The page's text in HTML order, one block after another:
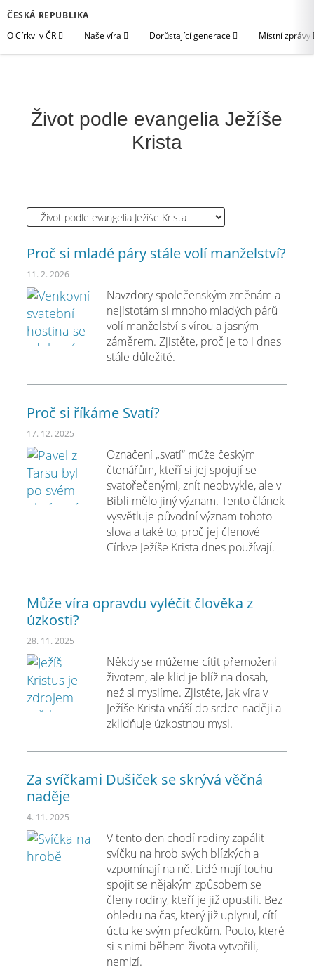
ČESKÁ REPUBLIKA
O Církvi v ČR
Naše víra Dorůstající generace Místní zprávy
Život podle evangelia Ježíše
Krista
Proč si mladé páry stále volí manželství?
11. 2. 2026
Navzdory společenským změnám a
nejistotám si mnoho mladých párů
volí manželství s vírou a jasným
záměrem. Zjistěte, proč je to i dnes
stále důležité.
Proč si říkáme Svatí?
17. 12. 2025
Označení „svatí“ může českým
čtenářům, kteří si jej spojují se
svatořečenými, znít neobvykle, ale v
Bibli mělo jiný význam. Tento článek
vysvětluje původní význam tohoto
slova a také to, proč jej členové
Církve Ježíše Krista dnes používají.
Může víra opravdu vyléčit člověka z
úzkosti?
28. 11. 2025
Někdy se můžeme cítit přemoženi
životem, ale klid je blíž na dosah,
než si myslíme. Zjistěte, jak víra v
Ježíše Krista vnáší do srdce naději a
zklidňuje úzkostnou mysl.
Za svíčkami Dušiček se skrývá věčná
naděje
4. 11. 2025
V tento den chodí rodiny zapálit
svíčku na hrob svých blízkých a
vzpomínají na ně. Lidé mají touhu
spojit se nějakým způsobem se
členy rodiny, kteří je již opustili. Bez
ohledu na čas, který již uplynul, cítí
úctu ke svým předkům. Pouto, které
si s nimi během života vytvořili,
nemizí.